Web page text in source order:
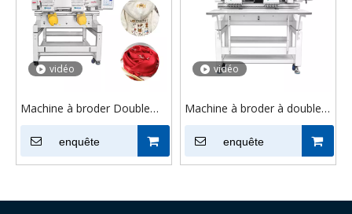
vidéo
Machine à broder Double
tête 1202, 500x800mm,
casquette plate, t-shirt,
usine de broderie
enquête
vidéo
Machine à broder à double
tête avec 12 aiguilles de
broderie informatisées
enquête